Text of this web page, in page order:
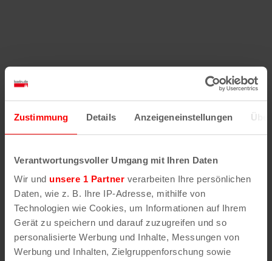
Zustimmung Details Anzeigeneinstellungen
Verantwortungsvoller Umgang mit Ihren Daten
Wir und unsere 1 Partner verarbeiten Ihre persönlichen
Daten, wie z. B. Ihre IP-Adresse, mithilfe von
Technologien wie Cookies, um Informationen auf Ihrem
Gerät zu speichern und darauf zuzugreifen und so
personalisierte Werbung und Inhalte, Messungen von
Werbung und Inhalten, Zielgruppenforschung sowie